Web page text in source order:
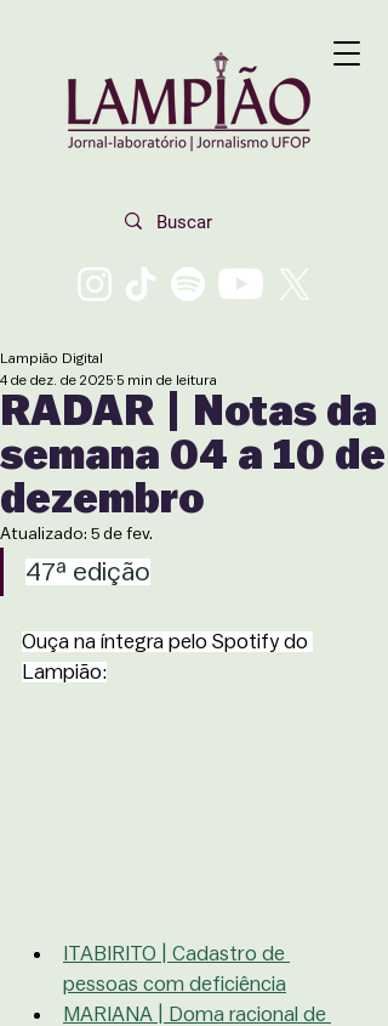
RADAR | Notas da
semana 04 a 10 de
dezembro
Lampião Digital
4 de dez. de 2025 5 min de leitura
Atualizado: 5 de fev.
47ª edição
Ouça na íntegra pelo Spotify do
Lampião:
ITABIRITO | Cadastro de
pessoas com deficiência
MARIANA
| Doma racional de